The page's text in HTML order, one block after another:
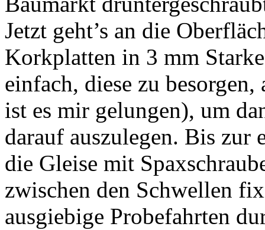
Jetzt geht’s an die
Korkplatten in 3 mm
einfach, diese zu
ist es mir gelungen), um
darauf auszulegen. Bis zur
die Gleise mit
zwischen den Schwellen
ausgiebige Probefahrten